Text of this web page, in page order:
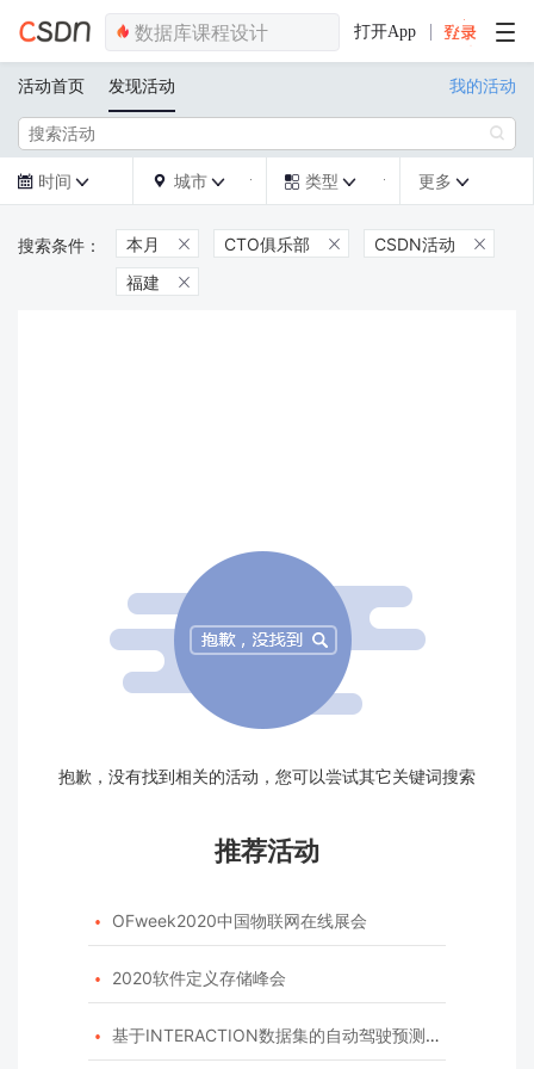
打开App
活动首页 发现活动 我的活动

 时间   城市   类型  更多 
本月  CTO俱乐部  CSDN活动 
福建 
抱歉，没有找到相关的活动，您可以尝试其它关键词搜索
推荐活动
 OFweek2020中国物联网在线展会
 2020软件定义存储峰会
 基于INTERACTION数据集的自动驾驶预测模型挑战赛